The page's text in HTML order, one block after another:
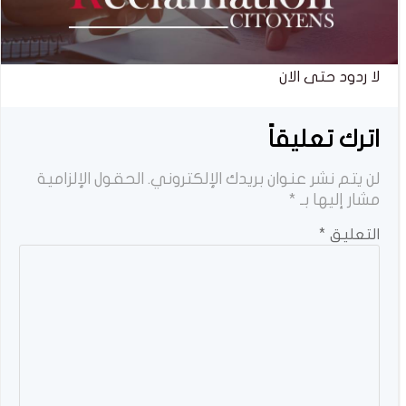
لا ردود حتى الان
اترك تعليقاً
لن يتم نشر عنوان بريدك الإلكتروني. الحقول الإلزامية
مشار إليها بـ *
التعليق *